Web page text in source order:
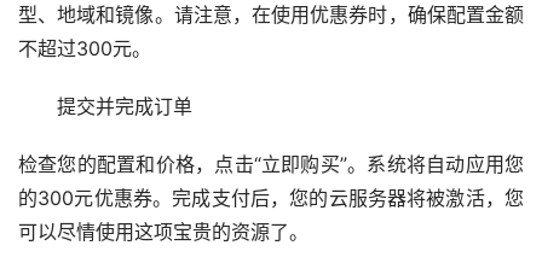
型、地域和镜像。请注意，在使用优惠券时，确保配置金额
不超过300元。
提交并完成订单
检查您的配置和价格，点击“立即购买”。系统将自动应用您
的300元优惠券。完成支付后，您的云服务器将被激活，您
可以尽情使用这项宝贵的资源了。